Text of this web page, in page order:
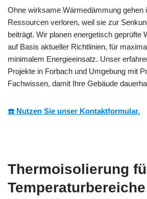
Ohne wirksame Wärmedämmung gehen
Ressourcen verloren, weil sie zur
beiträgt. Wir planen energetisch geprüfte
auf Basis aktueller Richtlinien, für
minimalem Energieeinsatz. Unser
Projekte in Forbach und Umgebung mit
Fachwissen, damit Ihre Gebäude
☎️ Nutzen Sie unser Kontaktformular.
Thermoisolierung